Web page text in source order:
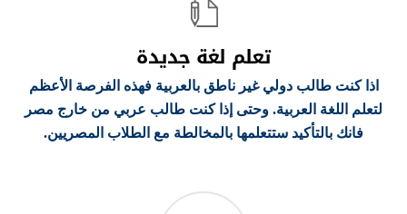
تعلم لغة جديدة
اذا كنت طالب دولي غير ناطق بالعربية فهذه الفرصة الأعظم
لتعلم اللغة العربية. وحتى إذا كنت طالب عربي من خارج مصر
فانك بالتأكيد ستتعلمها بالمخالطة مع الطلاب المصريين.